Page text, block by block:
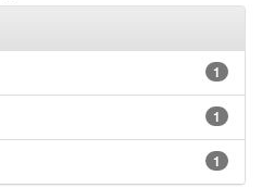
1
1
1